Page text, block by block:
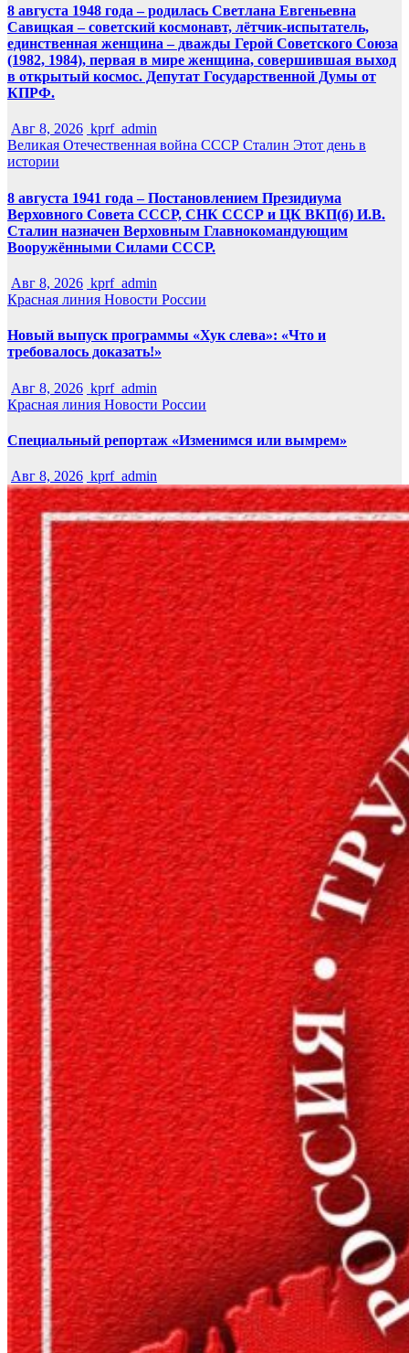
8 августа 1948 года – родилась Светлана Евгеньевна
Савицкая – советский космонавт, лётчик-испытатель,
единственная женщина – дважды Герой Советского Союза
(1982, 1984), первая в мире женщина, совершившая выход
в открытый космос. Депутат Государственной Думы от
КПРФ.
Авг 8, 2026 kprf_admin
Великая Отечественная война СССР Сталин Этот день в
истории
8 августа 1941 года – Постановлением Президиума
Верховного Совета СССР, СНК СССР и ЦК ВКП(б) И.В.
Сталин назначен Верховным Главнокомандующим
Вооружёнными Силами СССР.
Авг 8, 2026 kprf_admin
Красная линия Новости России
Новый выпуск программы «Хук слева»: «Что и
требовалось доказать!»
Авг 8, 2026 kprf_admin
Красная линия Новости России
Специальный репортаж «Изменимся или вымрем»
Авг 8, 2026 kprf_admin